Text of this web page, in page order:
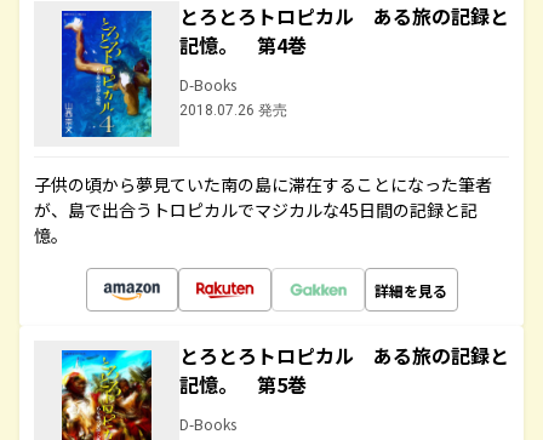
とろとろトロピカル ある旅の記録と
記憶。 第4巻
D-Books
2018.07.26 発売
子供の頃から夢見ていた南の島に滞在することになった筆者
が、島で出合うトロピカルでマジカルな45日間の記録と記
憶。
詳細を見る
とろとろトロピカル ある旅の記録と
記憶。 第5巻
D-Books